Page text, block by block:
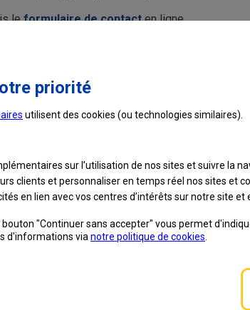
leformulaire de contacten ligne.
priorité
utilisent des cookies (ou technologies similaires).
sur l’utilisation de nos sites et suivre la
clients et personnaliser en temps réel nos sites et
en lien avec vos centres d’intérêts sur notre site et
"Continuer sans accepter" vous permet
d'informations via notre politique de cookies